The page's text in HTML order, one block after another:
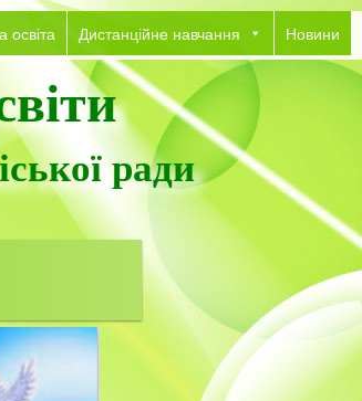
освіта Дистанційне навчання
Новини
ради